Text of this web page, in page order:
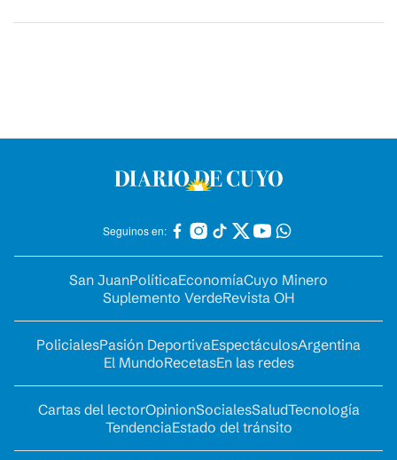
Seguinos en:
San JuanPolíticaEconomíaCuyo Minero
Suplemento VerdeRevista OH
PolicialesPasión DeportivaEspectáculosArgentina
El MundoRecetasEn las redes
Cartas del lectorOpinionSocialesSaludTecnología
TendenciaEstado del tránsito